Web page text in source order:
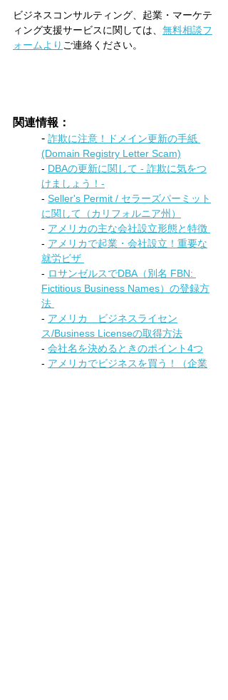
ビジネスコンサルティング、起業・マーケテ
ィング支援サービスに関しては、 無料相談フ
ォームより ご連絡ください。
関連情報：
- 詐欺に注意！ドメイン更新の手紙
(Domain Registry Letter Scam)
- DBAの更新に関して - 詐欺に気をつ
けましょう！-
- Seller's Permit / セラーズパーミット
に関して（カリフォルニア州）
- アメリカの主な会社設立形態と特徴
- アメリカで起業・会社設立！重要な
就労ビザ
- ロサンゼルスでDBA（別名 FBN:
Fictitious Business Names）の登録方
法
- アメリカ　ビジネスライセン
ス/Business Licenseの取得方法
- 会社名を決めるときのポイント4つ
- アメリカでビジネスを買う！（企業